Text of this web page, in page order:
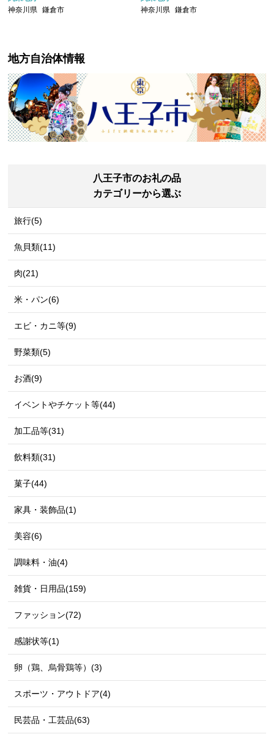
神奈川県
鎌倉市
神奈川県 鎌倉市
地方自治体情報
八王子市のお礼の品
カテゴリーから選ぶ
旅行(5)
魚貝類(11)
肉(21)
米・パン(6)
エビ・カニ等(9)
野菜類(5)
お酒(9)
イベントやチケット等(44)
加工品等(31)
飲料類(31)
菓子(44)
家具・装飾品(1)
美容(6)
調味料・油(4)
雑貨・日用品(159)
ファッション(72)
感謝状等(1)
卵（鶏、烏骨鶏等）(3)
スポーツ・アウトドア(4)
民芸品・工芸品(63)